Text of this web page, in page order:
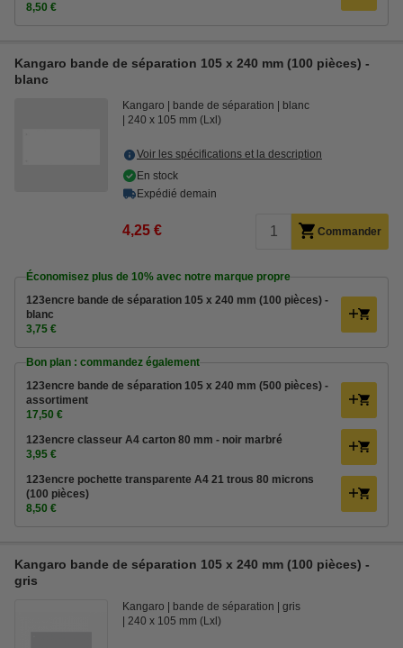
8,50 €
Kangaro bande de séparation 105 x 240 mm (100 pièces) -
blanc
Kangaro bande de séparation
blanc
240 x 105 mm (Lxl)
Voir les spécifications et la description
En stock
Expédié demain
4,25 € Commander
Économisez plus de 10% avec notre marque propre
123encre bande de séparation 105 x 240 mm (100 pièces) -
blanc
3,75 €
Bon plan : commandez également
123encre bande de séparation 105 x 240 mm (500 pièces) -
assortiment
17,50 €
123encre classeur A4 carton 80 mm - noir marbré
3,95 €
123encre pochette transparente A4 21 trous 80 microns
(100 pièces)
8,50 €
Kangaro bande de séparation 105 x 240 mm (100 pièces) -
gris
Kangaro bande de séparation
gris
240 x 105 mm (Lxl)